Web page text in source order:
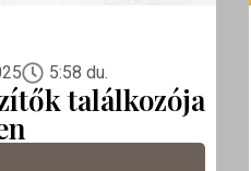
5:58 du.
találkozója